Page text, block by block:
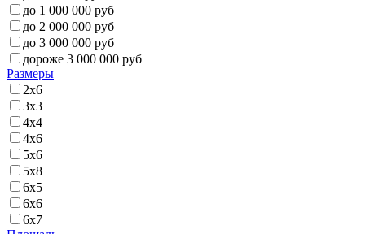
до 1 000 000 руб
до 2 000 000 руб
до 3 000 000 руб
дороже 3 000 000 руб
Размеры
2x6
3x3
4x4
4x6
5x6
5x8
6x5
6x6
6x7